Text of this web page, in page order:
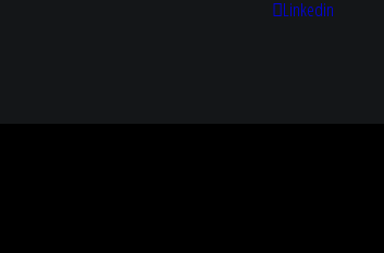
Linkedin